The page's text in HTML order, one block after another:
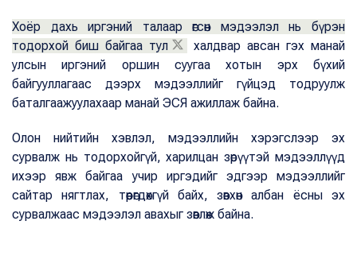
Хоёр дахь иргэний талаар өгсөн мэдээлэл нь бүрэн
тодорхой биш байгаа тул
халдвар авсан гэх манай
улсын иргэний оршин суугаа хотын эрх бүхий
байгууллагаас дээрх мэдээллийг гүйцэд тодруулж
баталгаажуулахаар манай ЭСЯ ажиллаж байна.
Олон нийтийн хэвлэл, мэдээллийн хэрэгслээр эх
сурвалж нь тодорхойгүй, харилцан зөрүүтэй мэдээллүүд
ихээр явж байгаа учир иргэдийг эдгээр мэдээллийг
сайтар нягтлах, төөрөгдөхгүй байх, зөвхөн албан ёсны эх
сурвалжаас мэдээлэл авахыг зөвлөж байна.